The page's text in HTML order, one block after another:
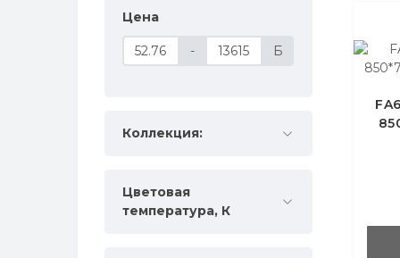
Цена
- Б
Коллекция:
Цветовая
температура, К